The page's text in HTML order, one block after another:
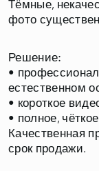
Тёмные,
фото
Решение:
•
естественном
• короткое
• полное,
Качественная
срок продажи.